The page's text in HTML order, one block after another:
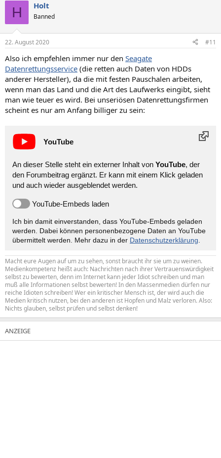
H Holt
Banned
22. August 2020 #11
Also ich empfehlen immer nur den Seagate
Datenrettungsservice (die retten auch Daten von HDDs
anderer Hersteller), da die mit festen Pauschalen arbeiten,
wenn man das Land und die Art des Laufwerks eingibt, sieht
man wie teuer es wird. Bei unseriösen Datenrettungsfirmen
scheint es nur am Anfang billiger zu sein:
YouTube
An dieser Stelle steht ein externer Inhalt von YouTube, der
den Forumbeitrag ergänzt. Er kann mit einem Klick geladen
und auch wieder ausgeblendet werden.
YouTube-Embeds laden
Ich bin damit einverstanden, dass YouTube-Embeds geladen
werden. Dabei können personen­bezogene Daten an YouTube
übermittelt werden. Mehr dazu in der Datenschutzerklärung
Macht eure Augen auf um zu sehen, sonst braucht ihr sie um zu weinen.
Medienkompetenz heißt auch: Nachrichten nach ihrer Vertrauenswürdigkeit
selbst zu bewerten, denn im Internet kann jeder Idiot schreiben und man
muß alle Informationen selbst bewerten! In den Massenmedien dürfen nur
reiche Idioten schreiben! Wer ein kritischer Mensch ist, der wird auch die
Medien kritisch nutzen, bei den anderen ist Hopfen und Malz verloren. Also:
Nichts glauben, selbst prüfen und selbst denken!